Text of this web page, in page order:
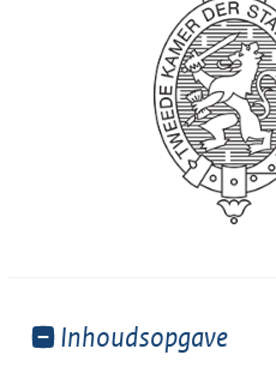
Toon
Inhoudsopgave